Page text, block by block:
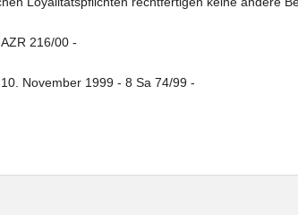
216/00 -
November 1999 - 8 Sa 74/99 -